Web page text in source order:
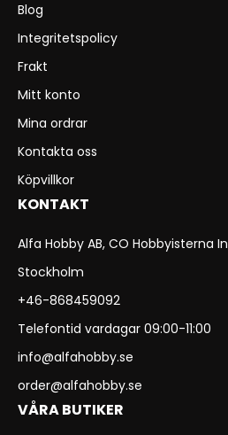
Blog
Integritetspolicy
Frakt
Mitt konto
Mina ordrar
Kontakta oss
Köpvillkor
KONTAKT
Alfa Hobby AB, CO Hobbyisterna
Stockholm
+46-868459092
Telefontid vardagar 09:00-11:00
info@alfahobby.se
order@alfahobby.se
VÅRA BUTIKER